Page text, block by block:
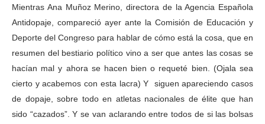
Mientras Ana Muñoz Merino, directora de la Agencia Española
Antidopaje, compareció ayer ante la Comisión de Educación y
Deporte del Congreso para hablar de cómo está la cosa, que en
resumen del bestiario político vino a ser que antes las cosas se
hacían mal y ahora se hacen bien o requeté bien. (Ojala sea
cierto y acabemos con esta lacra) Y siguen apareciendo casos
de dopaje, sobre todo en atletas nacionales de élite que han
sido “cazados”. Y se van aclarando entre todos de si las bolsas